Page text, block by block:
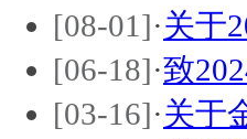
[08-01]·关于
[06-18]·致
[03-16]·关于